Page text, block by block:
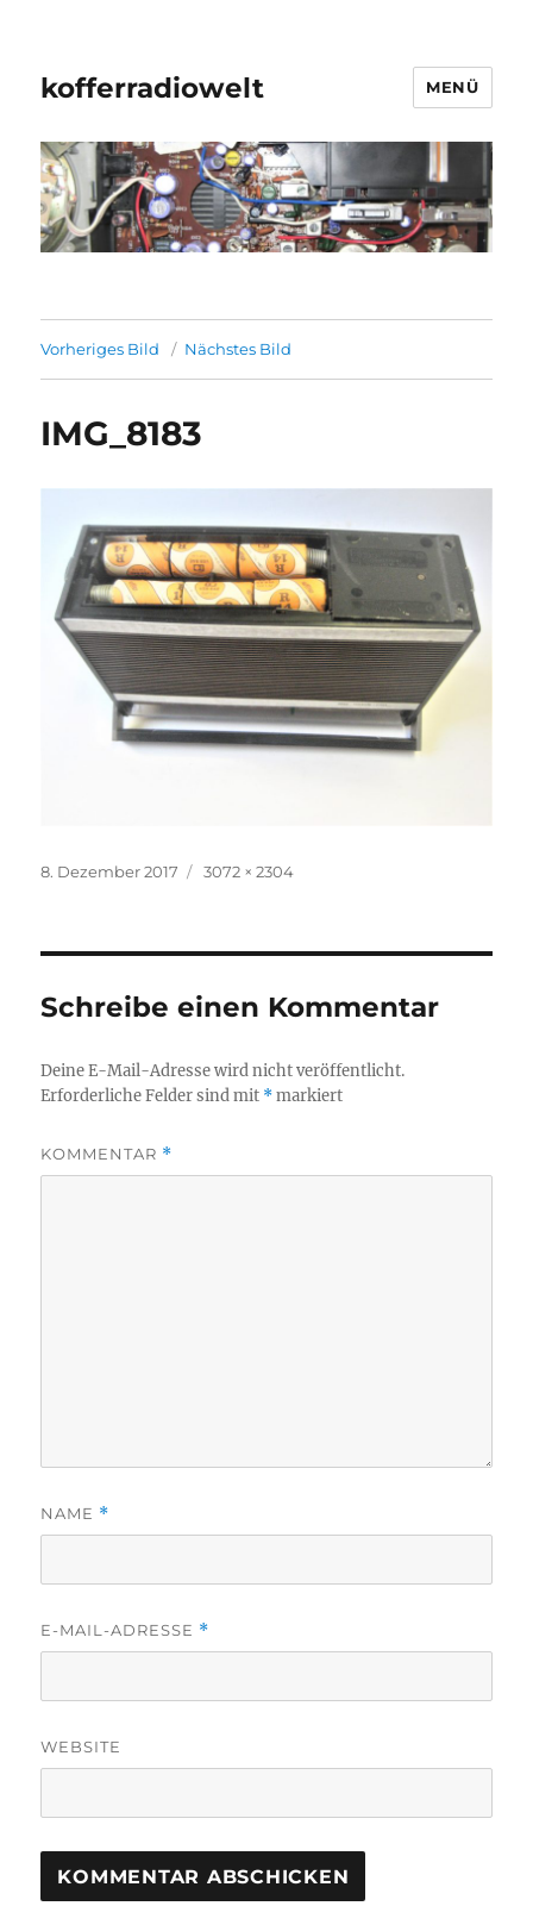
kofferradiowelt MENÜ
Vorheriges Bild Nächstes Bild
IMG_8183
Veröffentlicht
8. Dezember 2017
Volle
3072 × 2304
Schreibe einen Kommentar
Deine E-Mail-Adresse wird nicht veröffentlicht.
Erforderliche Felder sind mit *markiert
KOMMENTAR *
NAME *
E-MAIL-ADRESSE *
WEBSITE